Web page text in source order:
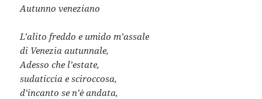
Autunno veneziano
L’alito freddo e umido m’assale
di Venezia autunnale,
Adesso che l’estate,
sudaticcia e sciroccosa,
d’incanto se n’è andata,